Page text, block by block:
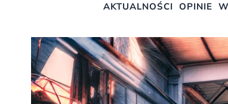
AKTUALNOŚCI OPINIE
Pokaż
większy
obrazek